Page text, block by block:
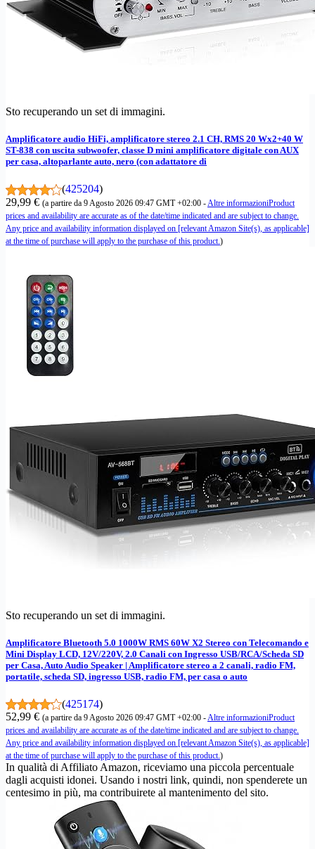
Sto recuperando un set di immagini.
Amplificatore audio HiFi, amplificatore stereo 2.1 CH, RMS 20 Wx2+40 W
ST-838 con uscita subwoofer, classe D mini amplificatore digitale con AUX
per casa, altoparlante auto, nero (con adattatore di
(425204)
29,99 € (a partire da 9 Agosto 2026 09:47 GMT +02:00 - Altre informazioniProduct
prices and availability are accurate as of the date/time indicated and are subject to change.
Any price and availability information displayed on [relevant Amazon Site(s), as applicable]
at the time of purchase will apply to the purchase of this product. )
Sto recuperando un set di immagini.
Amplificatore Bluetooth 5.0 1000W RMS 60W X2 Stereo con Telecomando e
Mini Display LCD, 12V/220V, 2.0 Canali con Ingresso USB/RCA/Scheda SD
per Casa, Auto Audio Speaker | Amplificatore stereo a 2 canali, radio FM,
portatile, scheda SD, ingresso USB, radio FM, per casa o auto
(425174)
52,99 € (a partire da 9 Agosto 2026 09:47 GMT +02:00 -Altre informazioniProduct
prices and availability are accurate as of the date/time indicated and are subject to change.
Any price and availability information displayed on [relevant Amazon Site(s), as applicable]
at the time of purchase will apply to the purchase of this product.)
In qualità di Affiliato Amazon, riceviamo una piccola percentuale
dagli acquisti idonei. Usando i nostri link, quindi, non spenderete un
centesimo in più, ma contribuirete al mantenimento del sito.